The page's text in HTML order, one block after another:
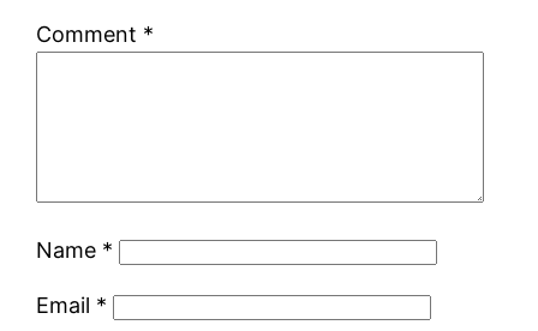
Comment *
Name *
Email *